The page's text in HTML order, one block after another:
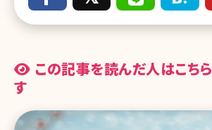
この記事を読んだ人はこち
す